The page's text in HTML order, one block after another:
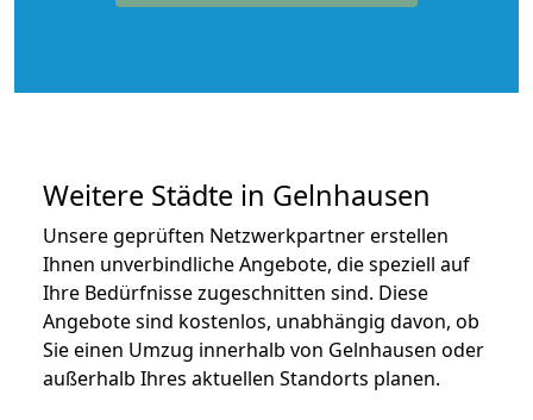
Weitere Städte in Gelnhausen
Unsere geprüften Netzwerkpartner erstellen
Ihnen unverbindliche Angebote, die speziell auf
Ihre Bedürfnisse zugeschnitten sind. Diese
Angebote sind kostenlos, unabhängig davon, ob
Sie einen Umzug innerhalb von Gelnhausen oder
außerhalb Ihres aktuellen Standorts planen.